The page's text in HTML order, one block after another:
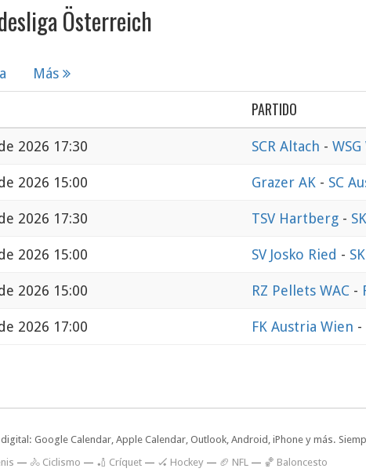
Österreich
Más
PARTIDO
2026 17:30 SCR Altach -
2026 15:00 Grazer AK - SC
2026 17:30 TSV Hartberg -
2026 15:00 SV Josko Ried -
2026 15:00 RZ Pellets WAC -
2026 17:00 FK Austria Wien -
Google Calendar, Apple Calendar, Outlook, Android, iPhone y más.
— 🚴 Ciclismo — 🏏 Críquet — 🏑 Hockey — 🏈 NFL — 🏀 Baloncesto